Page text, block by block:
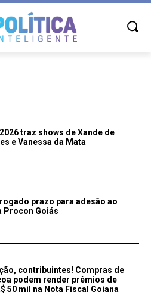
traz shows de Xande de
e Vanessa da Mata
prazo para adesão ao
Procon Goiás
contribuintes! Compras de
podem render prêmios de
50 mil na Nota Fiscal Goiana